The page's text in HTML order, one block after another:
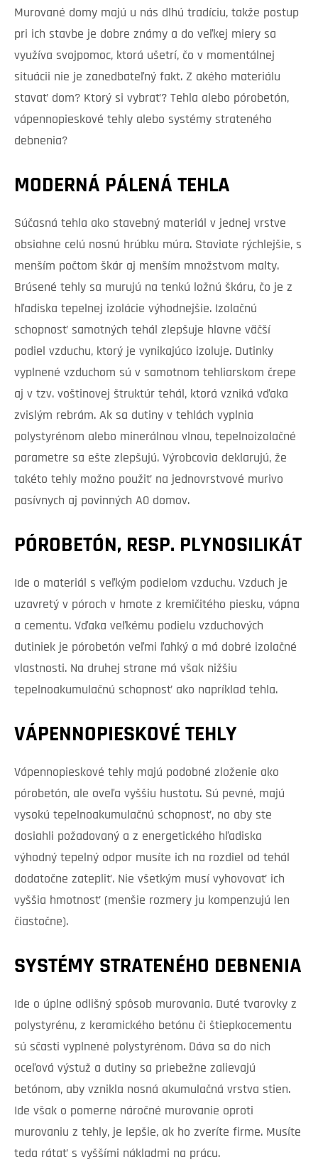
Murované domy majú u nás dlhú tradíciu, takže postup
pri ich stavbe je dobre známy a do veľkej miery sa
využíva svojpomoc, ktorá ušetrí, čo v momentálnej
situácii nie je zanedbateľný fakt. Z akého materiálu
stavať dom? Ktorý si vybrať? Tehla alebo pórobetón,
vápennopieskové tehly alebo systémy strateného
debnenia?
MODERNÁ PÁLENÁ TEHLA
Súčasná tehla ako stavebný materiál v jednej vrstve
obsiahne celú nosnú hrúbku múra. Staviate rýchlejšie, s
menším počtom škár aj menším množstvom malty.
Brúsené tehly sa murujú na tenkú ložnú škáru, čo je z
hľadiska tepelnej izolácie výhodnejšie. Izolačnú
schopnosť samotných tehál zlepšuje hlavne väčší
podiel vzduchu, ktorý je vynikajúco izoluje. Dutinky
vyplnené vzduchom sú v samotnom tehliarskom črepe
aj v tzv. voštinovej štruktúr tehál, ktorá vzniká vďaka
zvislým rebrám. Ak sa dutiny v tehlách vyplnia
polystyrénom alebo minerálnou vlnou, tepelnoizolačné
parametre sa ešte zlepšujú. Výrobcovia deklarujú, že
takéto tehly možno použiť na jednovrstvové murivo
pasívnych aj povinných A0 domov.
PÓROBETÓN, RESP. PLYNOSILIKÁT
Ide o materiál s veľkým podielom vzduchu. Vzduch je
uzavretý v póroch v hmote z kremičitého piesku, vápna
a cementu. Vďaka veľkému podielu vzduchových
dutiniek je pórobetón veľmi ľahký a má dobré izolačné
vlastnosti. Na druhej strane má však nižšiu
tepelnoakumulačnú schopnosť ako napríklad tehla.
VÁPENNOPIESKOVÉ TEHLY
Vápennopieskové tehly majú podobné zloženie ako
pórobetón, ale oveľa vyššiu hustotu. Sú pevné, majú
vysokú tepelnoakumulačnú schopnosť, no aby ste
dosiahli požadovaný a z energetického hľadiska
výhodný tepelný odpor musíte ich na rozdiel od tehál
dodatočne zatepliť. Nie všetkým musí vyhovovať ich
vyššia hmotnosť (menšie rozmery ju kompenzujú len
čiastočne).
SYSTÉMY STRATENÉHO DEBNENIA
Ide o úplne odlišný spôsob murovania. Duté tvarovky z
polystyrénu, z keramického betónu či štiepkocementu
sú sčasti vyplnené polystyrénom. Dáva sa do nich
oceľová výstuž a dutiny sa priebežne zalievajú
betónom, aby vznikla nosná akumulačná vrstva stien.
Ide však o pomerne náročné murovanie oproti
murovaniu z tehly, je lepšie, ak ho zveríte firme. Musíte
teda rátať s vyššími nákladmi na prácu.